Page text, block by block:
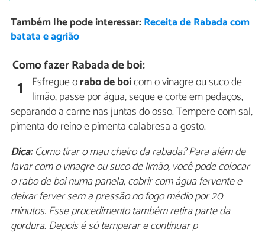
Também lhe pode interessar: Receita de Rabada com
batata e agrião
Como fazer Rabada de boi:
1 Esfregue orabo de boicom o vinagre ou suco de
limão, passe por água, seque e corte em pedaços,
separando a carne nas juntas do osso. Tempere com sal,
pimenta do reino e pimenta calabresa a gosto.
Dica:Como tirar o mau cheiro da rabada? Para além de
lavar com o vinagre ou suco de limão, você pode colocar
o rabo de boi numa panela, cobrir com água fervente e
deixar ferver sem a pressão no fogo médio por 20
minutos. Esse procedimento também retira parte da
gordura. Depois é só temperar e continuar p